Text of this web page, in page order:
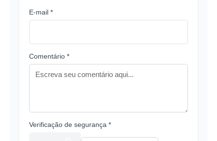
E-mail *
Comentário *
Verificação de segurança *